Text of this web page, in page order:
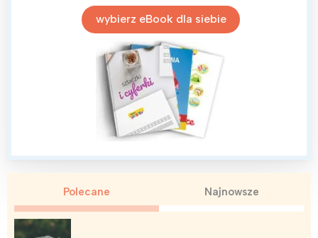
wybierz eBook dla siebie
Polecane Najnowsze
Interesują mnie wydarzenia z
tego regionu: